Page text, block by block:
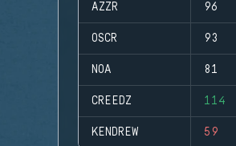
AZZR 96
OSCR 93
NOA 81
CREEDZ 114
KENDREW 59